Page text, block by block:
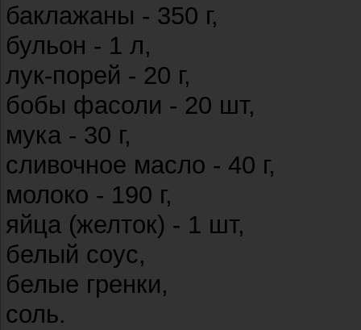
баклажаны - 350 г,
бульон - 1 л,
лук-порей - 20 г,
бобы фасоли - 20 шт,
мука - 30 г,
сливочное масло - 40 г,
молоко - 190 г,
яйца (желток) - 1 шт,
белый соус,
белые гренки,
соль.